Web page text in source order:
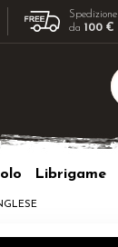
Spedizione
da100 €
Librigame